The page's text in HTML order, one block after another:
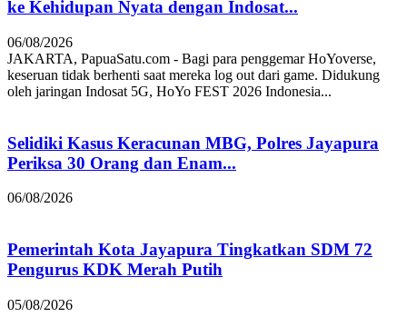
ke Kehidupan Nyata dengan Indosat...
06/08/2026
JAKARTA, PapuaSatu.com - Bagi para penggemar HoYoverse,
keseruan tidak berhenti saat mereka log out dari game. Didukung
oleh jaringan Indosat 5G, HoYo FEST 2026 Indonesia...
Selidiki Kasus Keracunan MBG, Polres Jayapura
Periksa 30 Orang dan Enam...
06/08/2026
Pemerintah Kota Jayapura Tingkatkan SDM 72
Pengurus KDK Merah Putih
05/08/2026